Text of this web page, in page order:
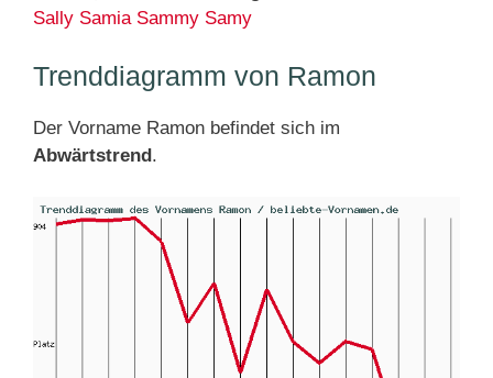
Sally Samia Sammy Samy
Trenddiagramm von Ramon
Der Vorname Ramon befindet sich im
Abwärtstrend.